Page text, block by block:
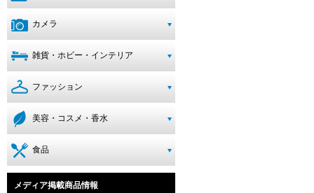
カメラ
雑貨・ホビー・インテリア
ファッション
美容・コスメ・香水
食品
メディア掲載商品情報